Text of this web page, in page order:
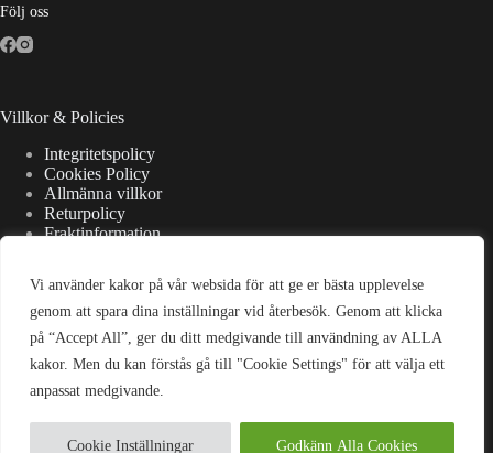
Vi använder kakor på vår websida för att ge er bästa upplevelse
genom att spara dina inställningar vid återbesök. Genom att klicka
på “Accept All”, ger du ditt medgivande till användning av ALLA
kakor. Men du kan förstås gå till "Cookie Settings" för att välja ett
anpassat medgivande.
Cookie Inställningar Godkänn Alla Cookies
Följ oss
Villkor & Policies
Integritetspolicy
Cookies Policy
Allmänna villkor
Returpolicy
Fraktinformation
Kontaktuppgifter
Adress:
Strandsjövägen 7, 475 37 Bohus-Björkö
kontakt@wellanderswardrobe.se